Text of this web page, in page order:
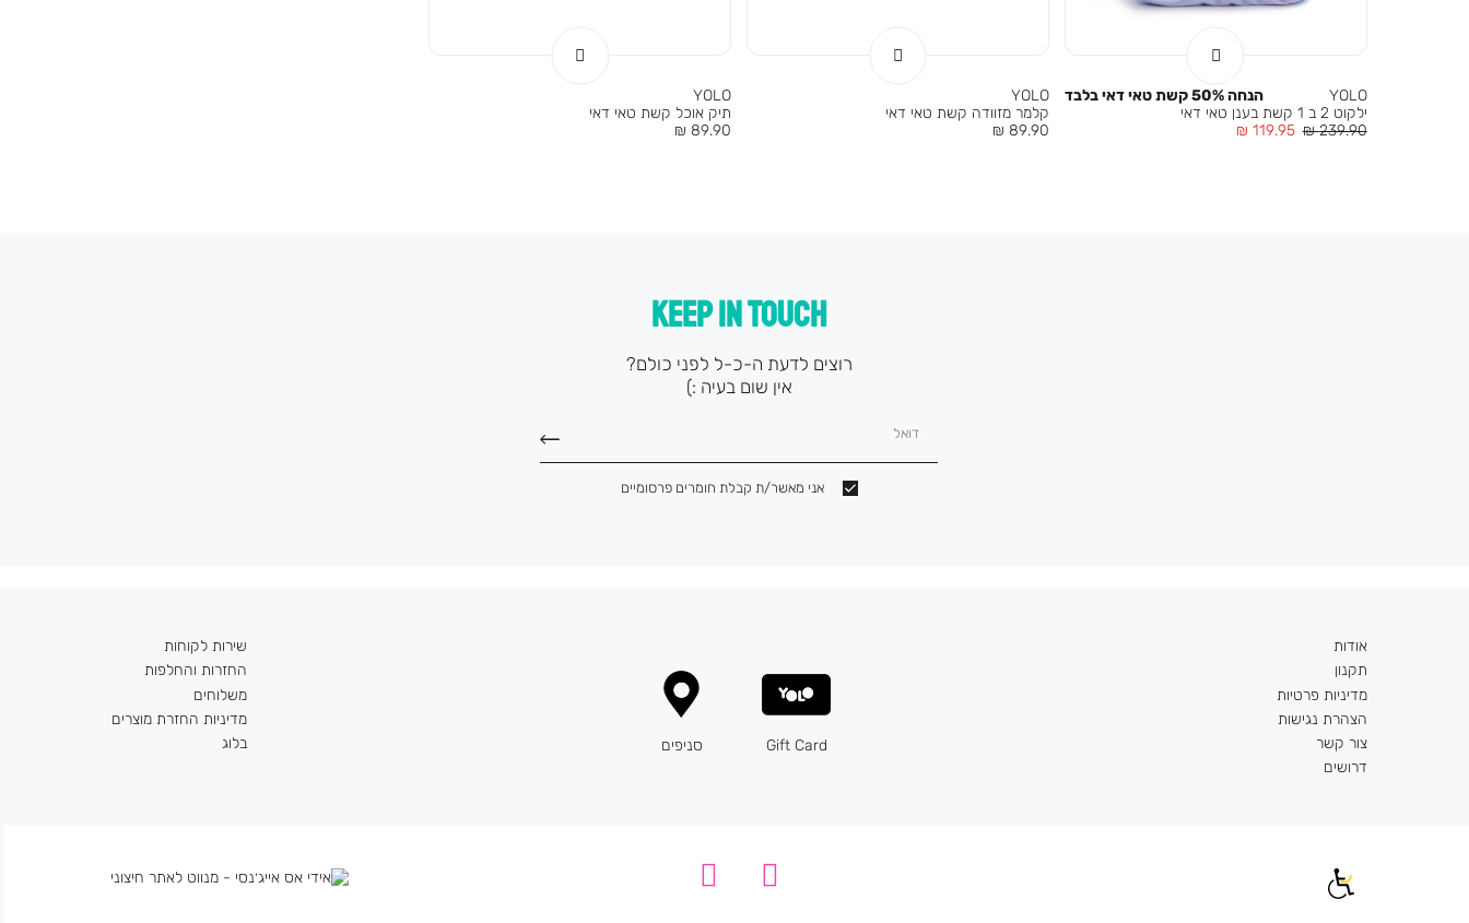
YOLO
הנחה 50% קשת טאי דאי בלבד
ילקוט 2 ב 1 קשת בענן טאי דאי
מחיר
119.95 ₪
מחיר
239.90 ₪
YOLO
קלמר מזוודה קשת טאי דאי
מחיר
89.90 ₪
YOLO
תיק אוכל קשת טאי דאי
מחיר
89.90 ₪
KEEP IN TOUCH
רוצים לדעת ה-כ-ל לפני כולם?
אין שום בעיה :)
דואל
אני מאשר/ת קבלת חומרים פרסומיים
אודות
תקנון
מדיניות פרטיות
הצהרת נגישות
צור קשר
דרושים
Gift Card סניפים
שירות לקוחות
החזרות והחלפות
משלוחים
מדיניות החזרת מוצרים
בלוג